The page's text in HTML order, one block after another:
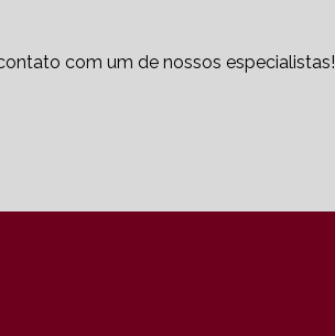
com um de nossos especialistas!